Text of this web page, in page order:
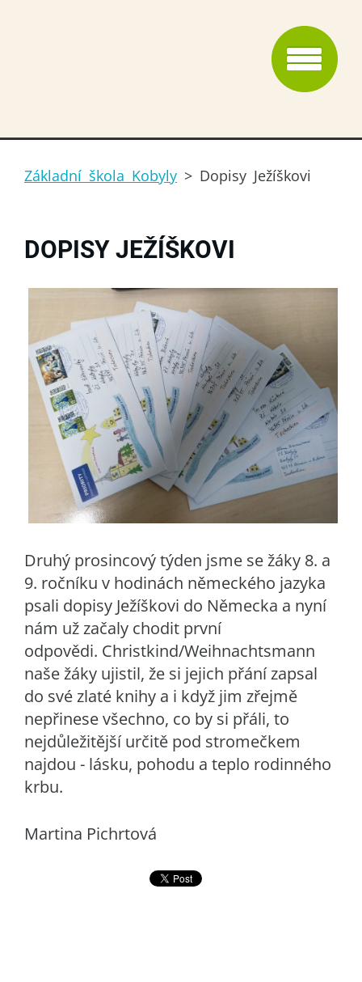
Základní škola Kobyly > Dopisy Ježíškovi
DOPISY JEŽÍŠKOVI
Druhý prosincový týden jsme se žáky 8. a
9. ročníku v hodinách německého jazyka
psali dopisy Ježíškovi do Německa a nyní
nám už začaly chodit první
odpovědi. Christkind/Weihnachtsmann
naše žáky ujistil, že si jejich přání zapsal
do své zlaté knihy a i když jim zřejmě
nepřinese všechno, co by si přáli, to
nejdůležitější určitě pod stromečkem
najdou - lásku, pohodu a teplo rodinného
krbu.
Martina Pichrtová